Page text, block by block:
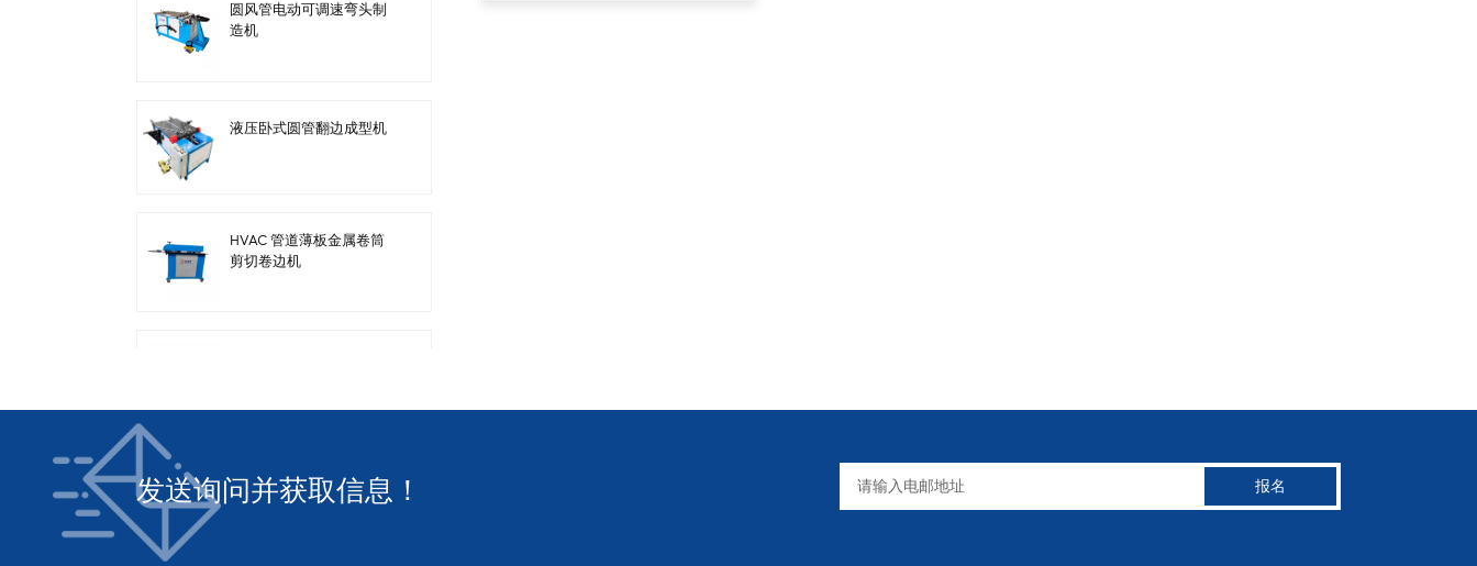
圆风管电动可调速弯头制
造机
液压卧式圆管翻边成型机
HVAC 管道薄板金属卷筒
剪切卷边机
方形暖通风管自动风管生
产线3
发送询问并获取信息！